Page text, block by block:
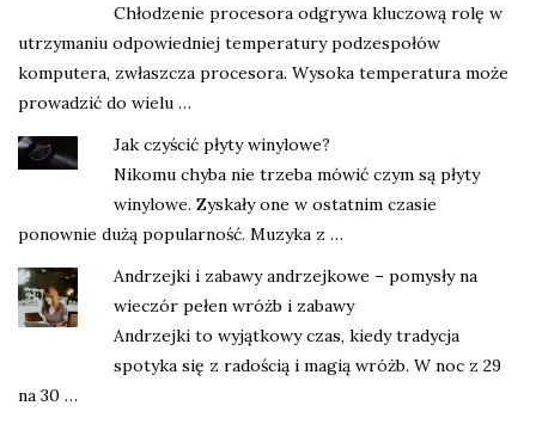
Chłodzenie procesora odgrywa kluczową rolę w
utrzymaniu odpowiedniej temperatury podzespołów
komputera, zwłaszcza procesora. Wysoka temperatura może
prowadzić do wielu …
Jak czyścić płyty winylowe?
Nikomu chyba nie trzeba mówić czym są płyty
winylowe. Zyskały one w ostatnim czasie
ponownie dużą popularność. Muzyka z …
Andrzejki i zabawy andrzejkowe – pomysły na
wieczór pełen wróżb i zabawy
Andrzejki to wyjątkowy czas, kiedy tradycja
spotyka się z radością i magią wróżb. W noc z 29
na 30 …